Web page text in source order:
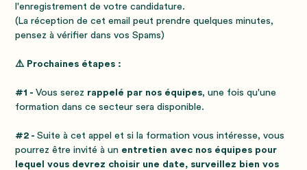
l'enregistrement de votre candidature.
(La réception de cet email peut prendre quelques minutes,
pensez à vérifier dans vos Spams)
⚠️ Prochaines étapes :
#1 -Vous serez rappelé par nos équipes, une fois qu'une
formation dans ce secteur sera disponible.
#2 -Suite à cet appel et si la formation vous intéresse, vous
pourrez être invité à un entretien avec nos équipes pour
lequel vous devrez choisir une date, surveillez bien vos